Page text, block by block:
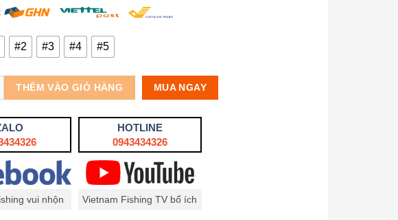
#2 #3 #4 #5
THÊM VÀO GIỎ HÀNG MUA NGAY
HOTLINE
0943434326
vui nhộn Vietnam Fishing TV bổ ích